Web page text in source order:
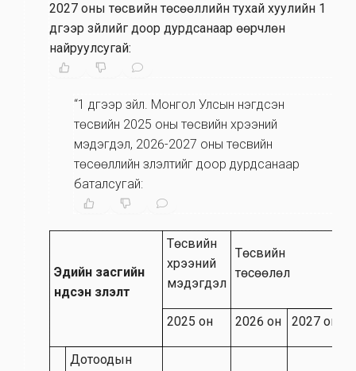
2027 оны төсвийн төсөөллийн тухай хуулийн 1
дүгээр зүйлийг доор дурдсанаар өөрчлөн
найруулсугай:
“1 дүгээр зүйл. Монгол Улсын нэгдсэн
төсвийн 2025 оны төсвийн хүрээний
мэдэгдэл, 2026-2027 оны төсвийн
төсөөллийн үзүүлэлтийг доор дурдсанаар
баталсугай:
Эдийн засгийн
үндсэн үзүүлэлт
Төсвийн
хүрээний
мэдэгдэл
Төсвийн
төсөөлөл
2025 он 2026 он 2027 он
Дотоодын